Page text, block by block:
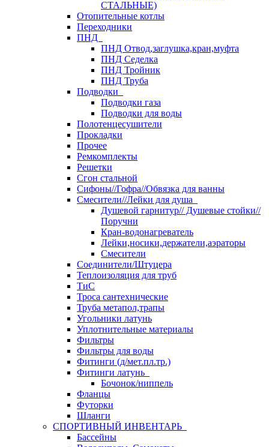
СТАЛЬНЫЕ)
Отопительные котлы
Переходники
ПНД
ПНД Отвод,заглушка,кран,муфта
ПНД Седелка
ПНД Тройник
ПНД Труба
Подводки
Подводки газа
Подводки для воды
Полотенцесушители
Прокладки
Прочее
Ремкомплекты
Решетки
Сгон стальной
Сифоны//Гофра//Обвязка для ванны
Смесители//Лейки для душа
Душевой гарнитур// Душевые стойки//
Поручни
Кран-водонагреватель
Лейки,носики,держатели,аэраторы
Смесители
Соединители/Штуцера
Теплоизоляция для труб
ТиС
Троса сантехнические
Труба метапол,трапы
Угольники латунь
Уплотнительные материалы
Фильтры
Фильтры для воды
Фитинги (д/мет.пл.тр.)
Фитинги латунь
Бочонок/ниппель
Фланцы
Футорки
Шланги
СПОРТИВНЫЙ ИНВЕНТАРЬ
Бассейны